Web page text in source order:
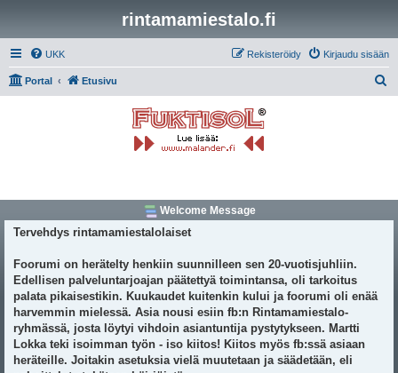
rintamamiestalo.fi
UKK Kirjaudu sisään
Rekisteröidy
Portal Etusivu
Welcome Message
Tervehdys rintamamiestalolaiset
Foorumi on herätelty henkiin suunnilleen sen 20-vuotisjuhliin.
Edellisen palveluntarjoajan päätettyä toimintansa, oli tarkoitus
palata pikaisestikin. Kuukaudet kuitenkin kului ja foorumi oli enää
harvemmin mielessä. Asia nousi esiin fb:n Rintamamiestalo-
ryhmässä, josta löytyi vihdoin asiantuntija pystytykseen. Martti
Lokka teki isoimman työn - iso kiitos! Kiitos myös fb:ssä asiaan
heräteille. Joitakin asetuksia vielä muutetaan ja säädetään, eli